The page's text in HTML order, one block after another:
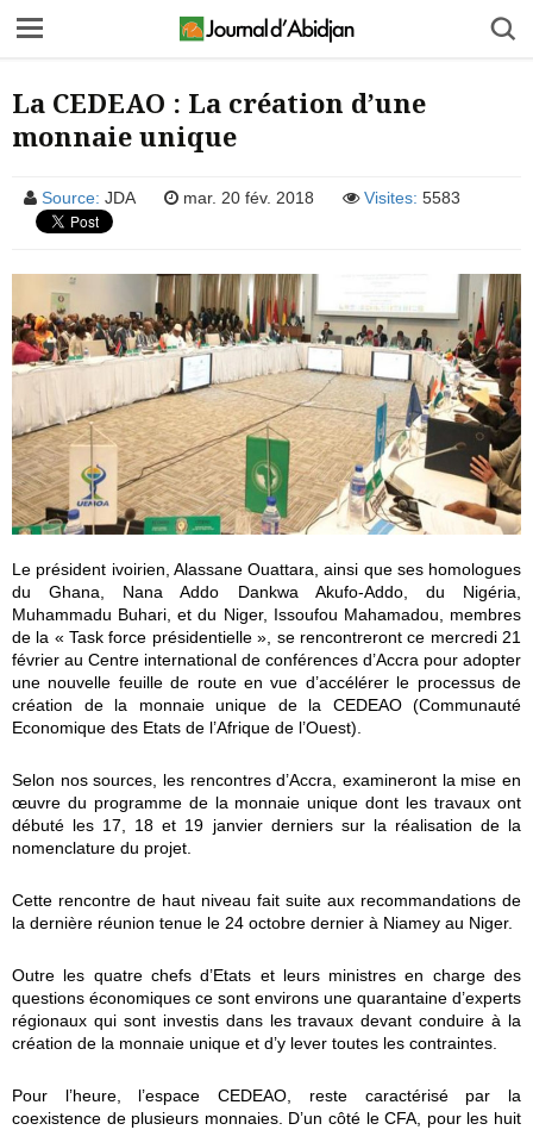
La CEDEAO : La création d’une
monnaie unique
Source: JDA mar. 20 fév. 2018 Visites: 5583
Le président ivoirien, Alassane Ouattara, ainsi que ses homologues
du Ghana, Nana Addo Dankwa Akufo-Addo, du Nigéria,
Muhammadu Buhari, et du Niger, Issoufou Mahamadou, membres
de la « Task force présidentielle », se rencontreront ce mercredi 21
février au Centre international de conférences d’Accra pour adopter
une nouvelle feuille de route en vue d’accélérer le processus de
création de la monnaie unique de la CEDEAO (Communauté
Economique des Etats de l’Afrique de l’Ouest).
Selon nos sources, les rencontres d’Accra, examineront la mise en
œuvre du programme de la monnaie unique dont les travaux ont
débuté les 17, 18 et 19 janvier derniers sur la réalisation de la
nomenclature du projet.
Cette rencontre de haut niveau fait suite aux recommandations de
la dernière réunion tenue le 24 octobre dernier à Niamey au Niger.
Outre les quatre chefs d’Etats et leurs ministres en charge des
questions économiques ce sont environs une quarantaine d’experts
régionaux qui sont investis dans les travaux devant conduire à la
création de la monnaie unique et d’y lever toutes les contraintes.
Pour l’heure, l’espace CEDEAO, reste caractérisé par la
coexistence de plusieurs monnaies. D’un côté le CFA, pour les huit